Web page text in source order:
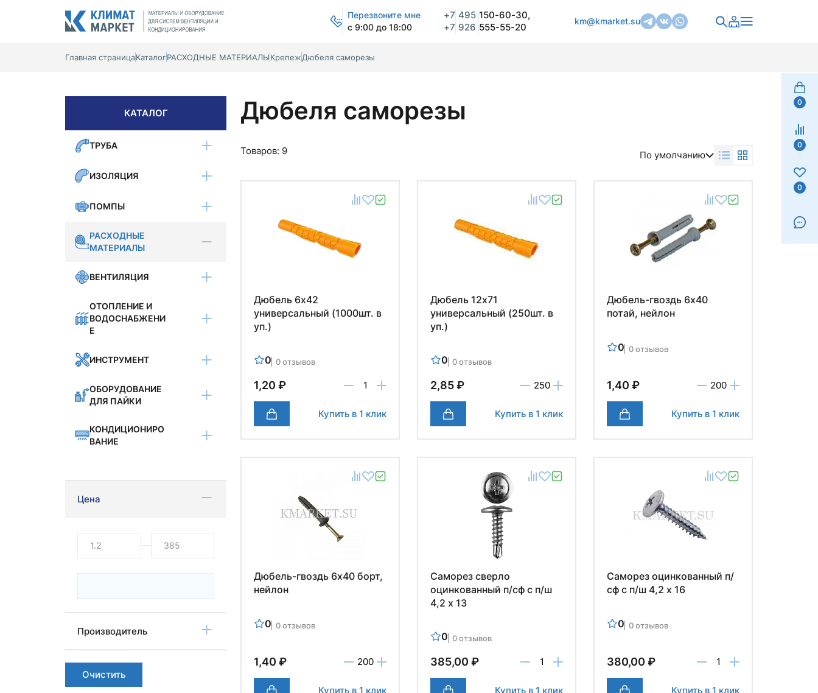
Перезвоните мне
с 9:00 до 18:00
+7 495 150-60-30,
+7 926 555-55-20
km@kmarket.su
0
0
0
Главная страницаКаталогРАСХОДНЫЕ МАТЕРИАЛЫКрепежДюбеля саморезы
КАТАЛОГ
ТРУБА
ИЗОЛЯЦИЯ
ПОМПЫ
РАСХОДНЫЕ
МАТЕРИАЛЫ
ВЕНТИЛЯЦИЯ
ОТОПЛЕНИЕ И
ВОДОСНАБЖЕНИ
Е
ИНСТРУМЕНТ
ОБОРУДОВАНИЕ
ДЛЯ ПАЙКИ
КОНДИЦИОНИРО
ВАНИЕ
Цена
Производитель
Очистить
Дюбеля саморезы
Товаров: 9 По умолчанию
Дюбель 6х42
универсальный (1000шт. в
уп.)
0 0 отзывов
1,20 ₽
Купить в 1 клик
Дюбель 12х71
универсальный (250шт. в
уп.)
0 0 отзывов
2,85 ₽
Купить в 1 клик
Дюбель-гвоздь 6х40
потай, нейлон
0 0 отзывов
1,40 ₽
Купить в 1 клик
Дюбель-гвоздь 6х40 борт,
нейлон
0 0 отзывов
1,40 ₽
Купить в 1 клик
Саморез сверло
оцинкованный п/сф с п/ш
4,2 х 13
0 0 отзывов
385,00 ₽
Купить в 1 клик
Саморез оцинкованный п/
сф с п/ш 4,2 х 16
0 0 отзывов
380,00 ₽
Купить в 1 клик